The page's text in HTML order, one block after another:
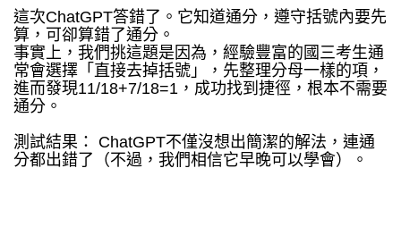
這次ChatGPT答錯了。它知道通分，遵守括號內要先
算，可卻算錯了通分。
事實上，我們挑這題是因為，經驗豐富的國三考生通
常會選擇「直接去掉括號」，先整理分母一樣的項，
進而發現11/18+7/18=1，成功找到捷徑，根本不需要
通分。
測試結果： ChatGPT不僅沒想出簡潔的解法，連通
分都出錯了（不過，我們相信它早晚可以學會）。